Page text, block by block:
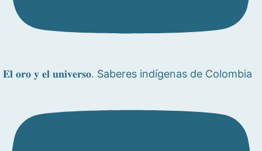
𝐄𝐥 𝐨𝐫𝐨 𝐲 𝐞𝐥 𝐮𝐧𝐢𝐯𝐞𝐫𝐬𝐨. Saberes indígenas de Colombia